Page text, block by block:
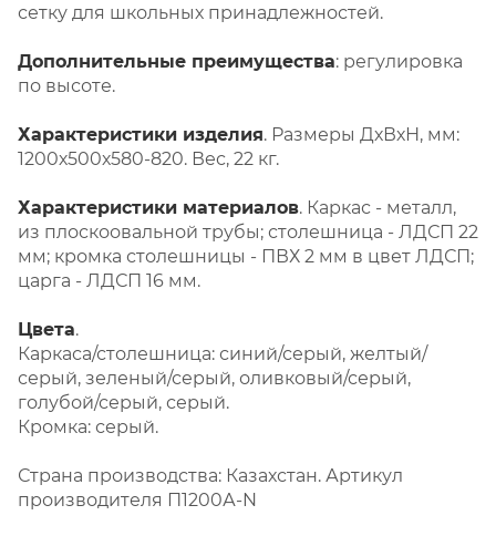
сетку для школьных принадлежностей.
Дополнительные преимущества: регулировка
по высоте.
Характеристики изделия. Размеры ДхВхН, мм:
1200х500х580-820. Вес, 22 кг.
Характеристики материалов. Каркас - металл,
из плоскоовальной трубы; столешница - ЛДСП 22
мм; кромка столешницы - ПВХ 2 мм в цвет ЛДСП;
царга - ЛДСП 16 мм.
Цвета.
Каркаса/столешница: синий/серый, желтый/
серый, зеленый/серый, оливковый/серый,
голубой/серый, серый.
Кромка: серый.
Страна производства: Казахстан. Артикул
производителя П1200А-N